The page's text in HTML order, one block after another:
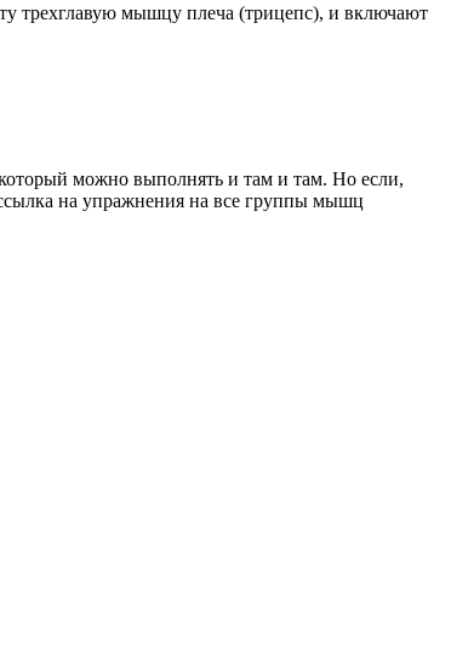
трехглавую мышцу плеча (трицепс), и включают
можно выполнять и там и там. Но если,
на упражнения на все группы мышц